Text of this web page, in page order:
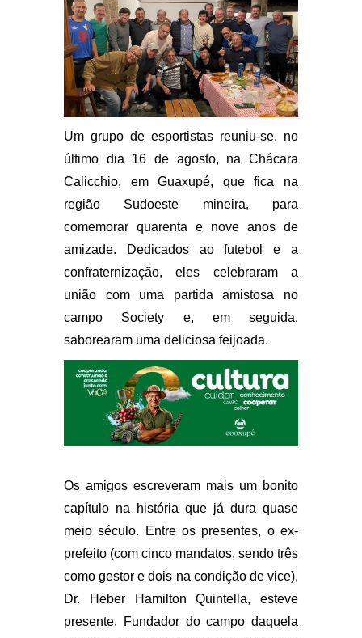
Um grupo de esportistas reuniu-se, no
último dia 16 de agosto, na Chácara
Calicchio, em Guaxupé, que fica na
região Sudoeste mineira, para
comemorar quarenta e nove anos de
amizade. Dedicados ao futebol e a
confraternização, eles celebraram a
união com uma partida amistosa no
campo Society e, em seguida,
saborearam uma deliciosa feijoada.
Os amigos escreveram mais um bonito
capítulo na história que já dura quase
meio século. Entre os presentes, o ex-
prefeito (com cinco mandatos, sendo três
como gestor e dois na condição de vice),
Dr. Heber Hamilton Quintella, esteve
presente. Fundador do campo daquela